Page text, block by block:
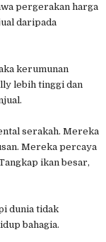
pergerakan harga
daripada
kerumunan
lebih tinggi dan
serakah. Mereka
Mereka percaya
ikan besar,
dunia tidak
bahagia.